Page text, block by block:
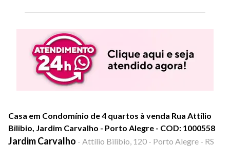
Casa em Condomínio de 4 quartos à venda Rua Attílio
Bilibio, Jardim Carvalho - Porto Alegre - COD: 1000558
Jardim Carvalho - Attílio Bilibio, 120 - Porto Alegre - RS